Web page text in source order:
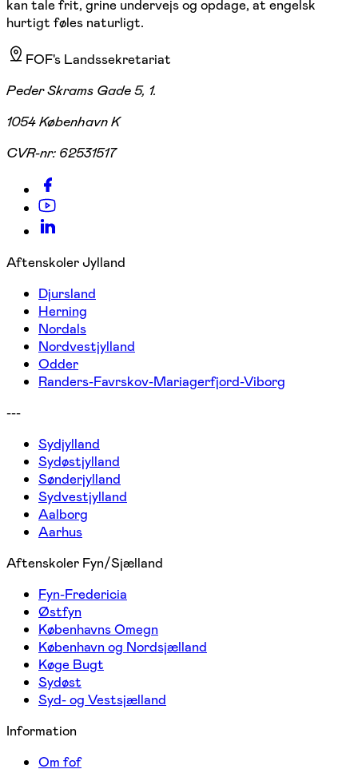
kan tale frit, grine undervejs og opdage, at engelsk
hurtigt føles naturligt.
FOF's Landssekretariat
Peder Skrams Gade 5, 1.
1054 København K
CVR-nr: 62531517
Aftenskoler Jylland
Djursland
Herning
Nordals
Nordvestjylland
Odder
Randers-Favrskov-Mariagerfjord-Viborg
---
Sydjylland
Sydøstjylland
Sønderjylland
Sydvestjylland
Aalborg
Aarhus
Aftenskoler Fyn/Sjælland
Fyn-Fredericia
Østfyn
Københavns Omegn
København og Nordsjælland
Køge Bugt
Sydøst
Syd- og Vestsjælland
Information
Om fof